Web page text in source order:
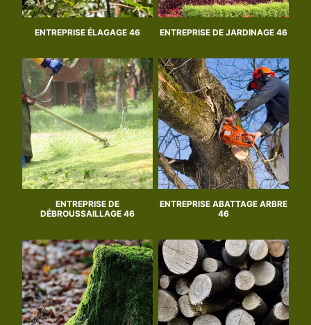
ENTREPRISE ÉLAGAGE 46 ENTREPRISE DE JARDINAGE 46
ENTREPRISE DE
DÉBROUSSAILLAGE 46
ENTREPRISE ABATTAGE ARBRE
46